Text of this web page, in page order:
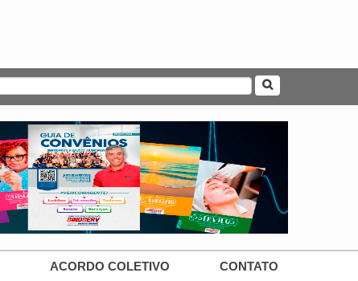
ACORDO COLETIVO CONTATO